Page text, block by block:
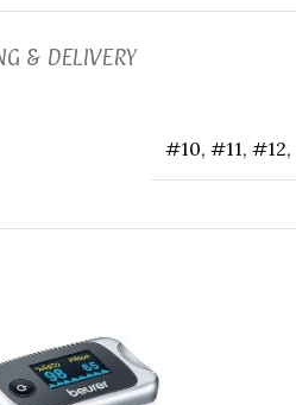
& DELIVERY
#10, #11, #12,